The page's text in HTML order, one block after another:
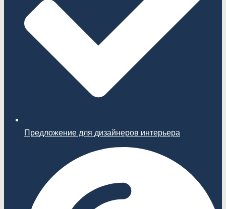
Предложение для дизайнеров интерьера